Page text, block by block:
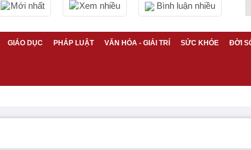
Mới nhất Xem nhiều Bình luận nhiều
GIÁO DỤC PHÁP LUẬT VĂN HÓA - GIẢI TRÍ SỨC KHỎE ĐỜI